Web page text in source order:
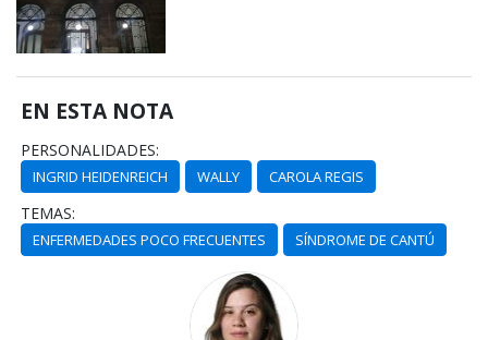
EN ESTA NOTA
PERSONALIDADES:
INGRID HEIDENREICH WALLY CAROLA REGIS
TEMAS:
ENFERMEDADES POCO FRECUENTES SÍNDROME DE CANTÚ